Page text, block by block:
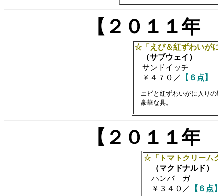
【２０１１
☆「えび＆紅ずわいが
（サブウェイ）
サンドイッチ
￥４７０／ 【６点】
エビと紅ずわいがに入り
【２０１１
☆「トマトクリーム
（マクドナルド）
ハンバーガー
￥３４０／
【６点